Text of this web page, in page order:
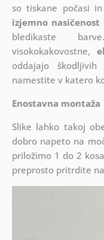
so tiskane počasi
izjemno nasičenost
bledikaste
visokokakovostne,
oddajajo
namestite v katero
Enostavna montaža
Slike lahko takoj
dobro napeto na
priložimo 1 do 2
preprosto pritrdite